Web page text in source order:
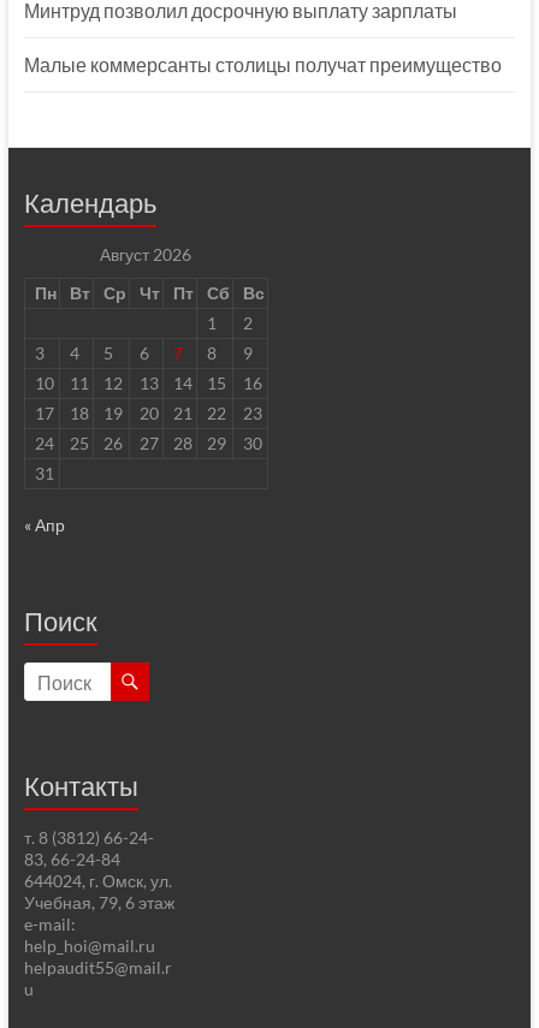
Минтруд позволил досрочную выплату зарплаты
Малые коммерсанты столицы получат преимущество
Календарь
Август 2026
Пн
Вт Ср Чт Пт Сб
Вс
1
2
3
4 5 6 7 8
9
10
11 12 13 14 15
16
17
18 19 20 21 22
23
24
25 26 27 28 29
30
31
« Апр
Поиск
Контакты
т. 8 (3812) 66-24-
83, 66-24-84
644024, г. Омск, ул.
Учебная, 79, 6 этаж
e-mail:
help_hoi@mail.ru
helpaudit55@mail.r
u